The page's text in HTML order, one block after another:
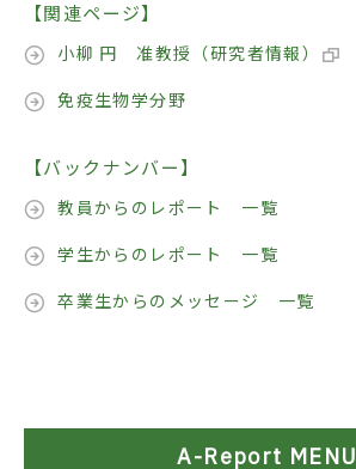
【関連ページ】
小柳 円 准教授（研究者情報）
免疫生物学分野
【バックナンバー】
教員からのレポート 一覧
学生からのレポート 一覧
卒業生からのメッセージ 一覧
A-Report MENU